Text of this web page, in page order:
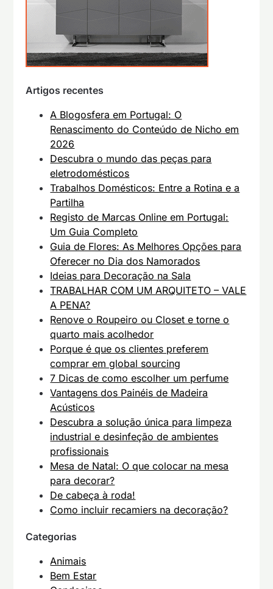
Artigos recentes
A Blogosfera em Portugal: O
Renascimento do Conteúdo de Nicho em
2026
Descubra o mundo das peças para
eletrodomésticos
Trabalhos Domésticos: Entre a Rotina e a
Partilha
Registo de Marcas Online em Portugal:
Um Guia Completo
Guia de Flores: As Melhores Opções para
Oferecer no Dia dos Namorados
Ideias para Decoração na Sala
TRABALHAR COM UM ARQUITETO – VALE
A PENA?
Renove o Roupeiro ou Closet e torne o
quarto mais acolhedor
Porque é que os clientes preferem
comprar em global sourcing
7 Dicas de como escolher um perfume
Vantagens dos Painéis de Madeira
Acústicos
Descubra a solução única para limpeza
industrial e desinfeção de ambientes
profissionais
Mesa de Natal: O que colocar na mesa
para decorar?
De cabeça à roda!
Como incluir recamiers na decoração?
Categorias
Animais
Bem Estar